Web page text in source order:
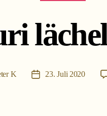
K Beitragsdatum
23. Juli 2020